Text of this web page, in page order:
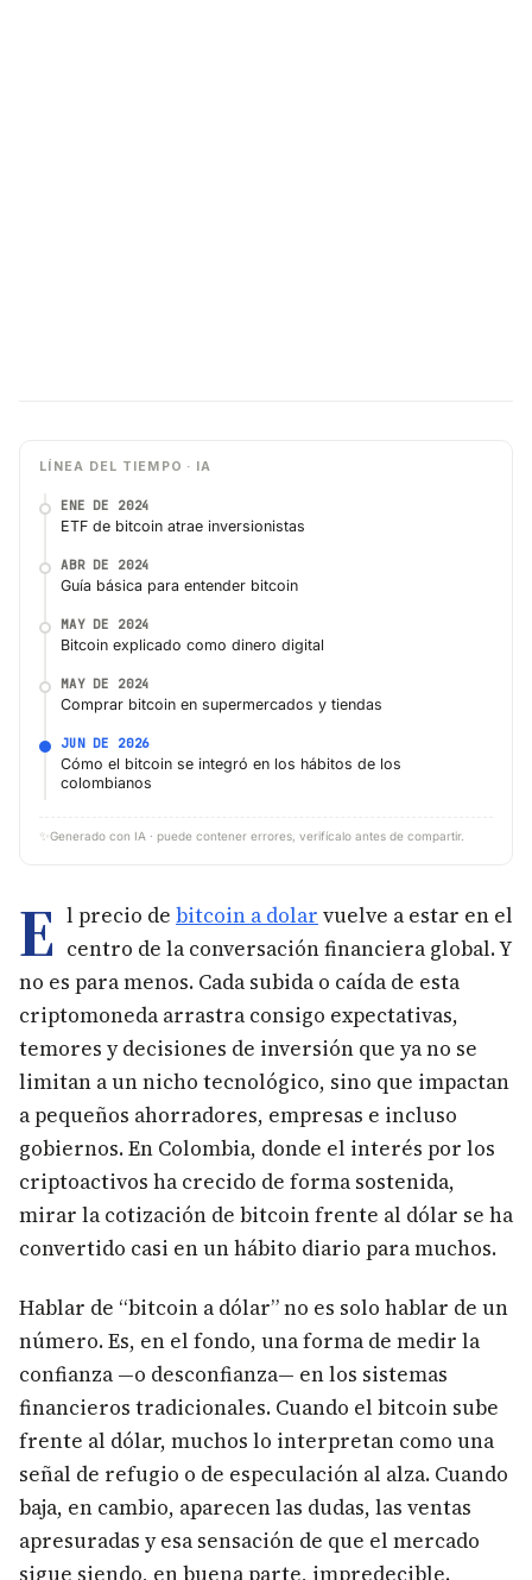
LÍNEA DEL TIEMPO · IA
ENE DE 2024
ETF de bitcoin atrae inversionistas
ABR DE 2024
Guía básica para entender bitcoin
MAY DE 2024
Bitcoin explicado como dinero digital
MAY DE 2024
Comprar bitcoin en supermercados y tiendas
JUN DE 2026
Cómo el bitcoin se integró en los hábitos de los
colombianos
✨ Generado con IA · puede contener errores, verifícalo antes de compartir.
E l precio de bitcoin a dolar vuelve a estar en el
centro de la conversación financiera global. Y
no es para menos. Cada subida o caída de esta
criptomoneda arrastra consigo expectativas,
temores y decisiones de inversión que ya no se
limitan a un nicho tecnológico, sino que impactan
a pequeños ahorradores, empresas e incluso
gobiernos. En Colombia, donde el interés por los
criptoactivos ha crecido de forma sostenida,
mirar la cotización de bitcoin frente al dólar se ha
convertido casi en un hábito diario para muchos.
Hablar de “bitcoin a dólar” no es solo hablar de un
número. Es, en el fondo, una forma de medir la
confianza —o desconfianza— en los sistemas
financieros tradicionales. Cuando el bitcoin sube
frente al dólar, muchos lo interpretan como una
señal de refugio o de especulación al alza. Cuando
baja, en cambio, aparecen las dudas, las ventas
apresuradas y esa sensación de que el mercado
sigue siendo, en buena parte, impredecible.